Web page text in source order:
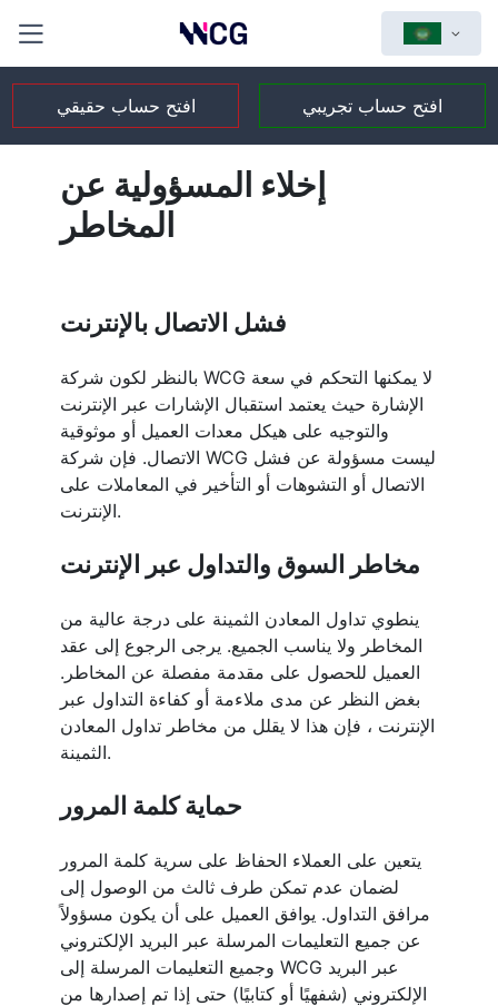
افتح حساب حقيقي افتح حساب تجريبي
إخلاء المسؤولية عن
المخاطر
فشل الاتصال بالإنترنت
بالنظر لكون شركة WCG لا يمكنها التحكم في سعة
الإشارة حيث يعتمد استقبال الإشارات عبر الإنترنت
والتوجيه على هيكل معدات العميل أو موثوقية
الاتصال. فإن شركة WCG ليست مسؤولة عن فشل
الاتصال أو التشوهات أو التأخير في المعاملات على
الإنترنت.
مخاطر السوق والتداول عبر الإنترنت
ينطوي تداول المعادن الثمينة على درجة عالية من
المخاطر ولا يناسب الجميع. يرجى الرجوع إلى عقد
العميل للحصول على مقدمة مفصلة عن المخاطر.
بغض النظر عن مدى ملاءمة أو كفاءة التداول عبر
الإنترنت ، فإن هذا لا يقلل من مخاطر تداول المعادن
الثمينة.
حماية كلمة المرور
يتعين على العملاء الحفاظ على سرية كلمة المرور
لضمان عدم تمكن طرف ثالث من الوصول إلى
مرافق التداول. يوافق العميل على أن يكون مسؤولاً
عن جميع التعليمات المرسلة عبر البريد الإلكتروني
وجميع التعليمات المرسلة إلى WCG عبر البريد
الإلكتروني (شفهيًا أو كتابيًا) حتى إذا تم إصدارها من